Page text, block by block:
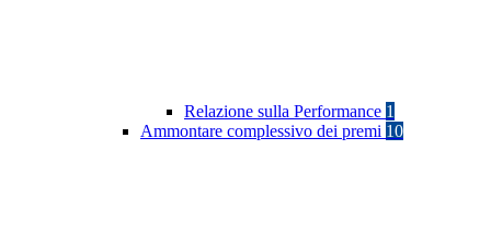
Relazione sulla Performance 1
Ammontare complessivo dei premi 10